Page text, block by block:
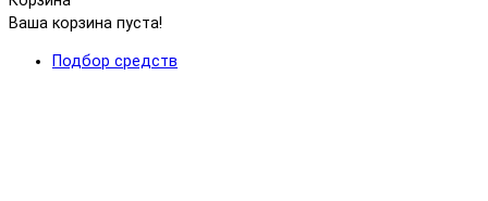
Ваша корзина пуста!
Подбор средств